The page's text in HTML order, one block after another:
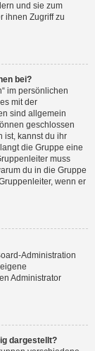
und sie zum
ihnen Zugriff zu
bei?
im persönlichen
mit der
sind allgemein
geschlossen
ist, kannst du ihr
die Gruppe eine
muss
du in die Gruppe
wenn er
Administration
Administrator
dargestellt?